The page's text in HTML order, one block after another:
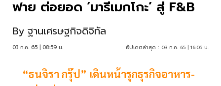
ฟาย ต่อยอด ‘มารีเมกโกะ’ สู่ F&B
By ฐานเศรษฐกิจดิจิทัล
03 ก.ค. 65 | 08:59 น. อัปเดตล่าสุด : 03 ก.ค. 65 | 16:05 น.
“ธนจิรา กรุ๊ป” เดินหน้ารุกธุรกิจอาหาร-